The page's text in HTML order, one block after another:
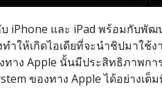
iPhone และ iPad พร้อมกับพั
ำให้เกิดไอเดียที่จะนำชิปมาใช้
ทาง Apple นั้นมีประสิทธิภาพก
ของทาง Apple ได้อย่างเต็